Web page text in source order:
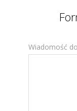
Wiadomość